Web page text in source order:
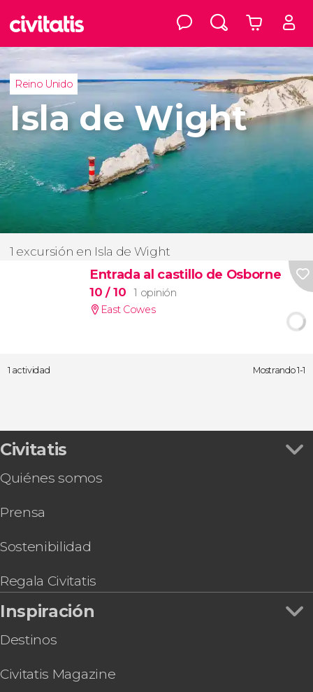
Reino Unido
Isla de Wight
1 excursión en Isla de Wight
Entrada al castillo de Osborne
10 / 10
1 opinión
East Cowes
1 actividad Mostrando 1-1
Civitatis
Quiénes somos
Prensa
Sostenibilidad
Regala Civitatis
Inspiración
Destinos
Civitatis Magazine